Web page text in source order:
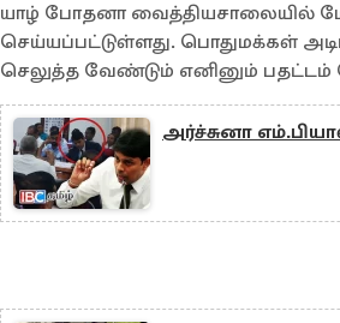
யாழ் போதனா வைத்தியசாலையில்
செய்யப்பட்டுள்ளது. பொதுமக்கள்
செலுத்த வேண்டும் எனினும்
அர்ச்சுனா